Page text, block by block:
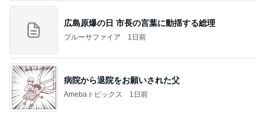
広島原爆の日 市長の言葉に動揺する総理
ブルーサファイア 1日前
病院から退院をお願いされた父
Amebaトピックス 1日前